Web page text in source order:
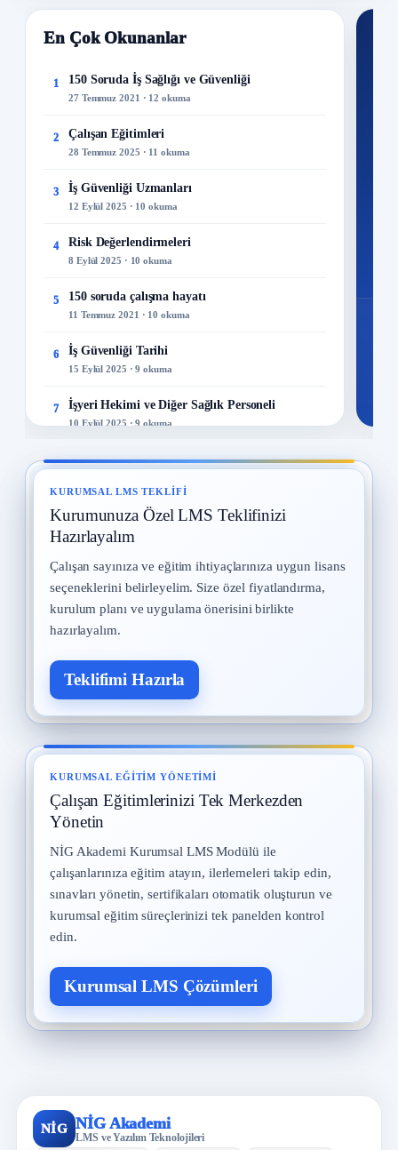
En Çok Okunanlar
1 150 Soruda İş Sağlığı ve Güvenliği
27 Temmuz 2021 · 12 okuma
2 Çalışan Eğitimleri
28 Temmuz 2025 · 11 okuma
3 İş Güvenliği Uzmanları
12 Eylül 2025 · 10 okuma
4 Risk Değerlendirmeleri
8 Eylül 2025 · 10 okuma
5 150 soruda çalışma hayatı
11 Temmuz 2021 · 10 okuma
6 İş Güvenliği Tarihi
15 Eylül 2025 · 9 okuma
7 İşyeri Hekimi ve Diğer Sağlık Personeli
10 Eylül 2025 · 9 okuma
8 Kadın Çalışanların Çalıştırılması
9 İş Kazaları
30 Temmuz 2025 · 9 okuma
10 Yangın ve Gazlar
29 Temmuz 2025 · 9 okuma
KURUMSAL LMS TEKLIFI
Kurumunuza Özel LMS Teklifinizi
Hazırlayalım
Çalışan sayınıza ve eğitim ihtiyaçlarınıza uygun lisans
seçeneklerini belirleyelim. Size özel fiyatlandırma,
kurulum planı ve uygulama önerisini birlikte
hazırlayalım.
Teklifimi Hazırla
KURUMSAL EĞITIM YÖNETIMI
Çalışan Eğitimlerinizi Tek Merkezden
Yönetin
NİG Akademi Kurumsal LMS Modülü ile
çalışanlarınıza eğitim atayın, ilerlemeleri takip edin,
sınavları yönetin, sertifikaları otomatik oluşturun ve
kurumsal eğitim süreçlerinizi tek panelden kontrol
edin.
Kurumsal LMS Çözümleri
NİG NİG Akademi
LMS ve Yazılım Teknolojileri